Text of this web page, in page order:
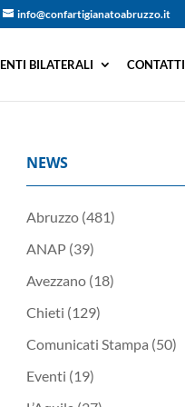
info@confartigianatoabruzzo.it
ENTI BILATERALI CONTATTI
NEWS
Abruzzo(481)
ANAP(39)
Avezzano(18)
Chieti (129)
Comunicati Stampa (50)
Eventi (19)